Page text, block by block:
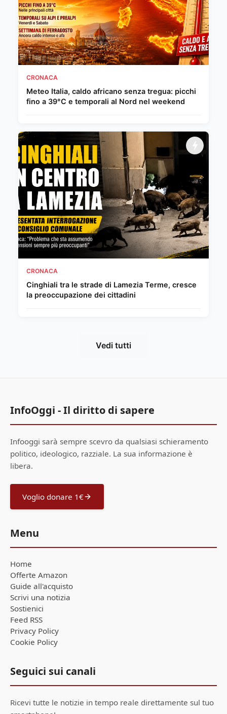
CRONACA
Meteo Italia, caldo africano senza tregua: picchi
fino a 39°C e temporali al Nord nel weekend
CRONACA
Cinghiali tra le strade di Lamezia Terme, cresce
la preoccupazione dei cittadini
Vedi tutti
InfoOggi - Il diritto di sapere
Infooggi sarà sempre scevro da qualsiasi schieramento
politico, ideologico, razziale. La sua informazione è
libera.
Voglio donare 1€
Menu
Home
Offerte Amazon
Guide all'acquisto
Scrivi una notizia
Sostienici
Feed RSS
Privacy Policy
Cookie Policy
Seguici sui canali
Ricevi tutte le notizie in tempo reale direttamente sul tuo